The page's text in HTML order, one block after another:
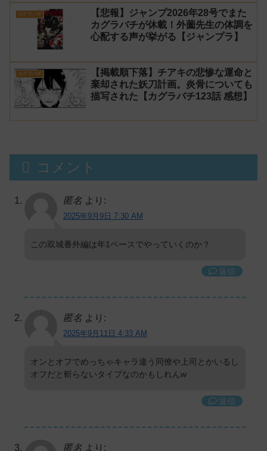
カグラバチ
【悲報】ジャンプ2026年28号でまた
カグラバチが休載！外薗先生の体調を
心配する声が挙がる【ジャンプラ】
カグラバチ
【掲載順下落】チアキの悲惨な運命と
棄却された妖刀計画。炎骨についても
描写された【カグラバチ123話 感想】
コメント
匿名 より:
2025年9月9日 7:30 AM
この双城番外編は年1ペースでやっていくのか？
返信
匿名 より:
2025年9月11日 4:33 AM
オンとオフでめっちゃキャラ違う同僚や上司とかいるし
オフだと斬らないタイプなのかもしれんw
返信
匿名 より: